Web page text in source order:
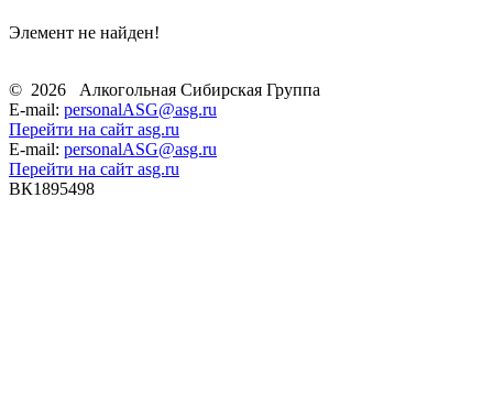
Элемент не найден!
© 2026
Алкогольная Сибирская Группа
E-mail: personalASG@asg.ru
Перейти на сайт asg.ru
E-mail: personalASG@asg.ru
Перейти на сайт asg.ru
ВК1895498